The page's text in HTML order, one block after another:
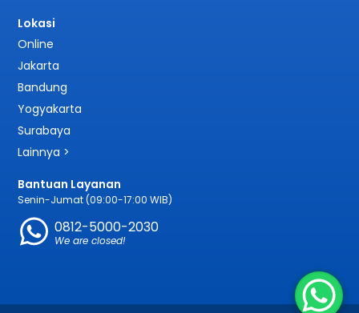
Lokasi
Online
Jakarta
Bandung
Yogyakarta
Surabaya
Lainnya >
Bantuan Layanan
Senin-Jumat (09:00-17:00 WIB)
0812-5000-2030
We are closed!